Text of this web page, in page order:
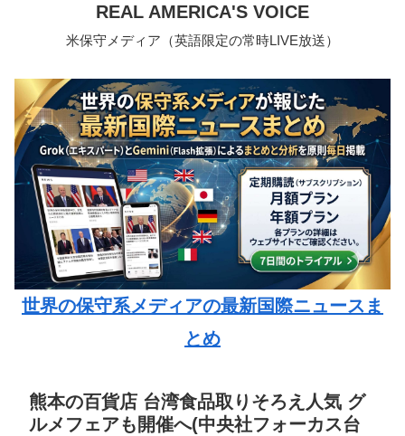
REAL AMERICA'S VOICE
米保守メディア（英語限定の常時LIVE放送）
世界の保守系メディアの最新国際ニュースま
とめ
熊本の百貨店 台湾食品取りそろえ人気 グ
ルメフェアも開催へ(中央社フォーカス台